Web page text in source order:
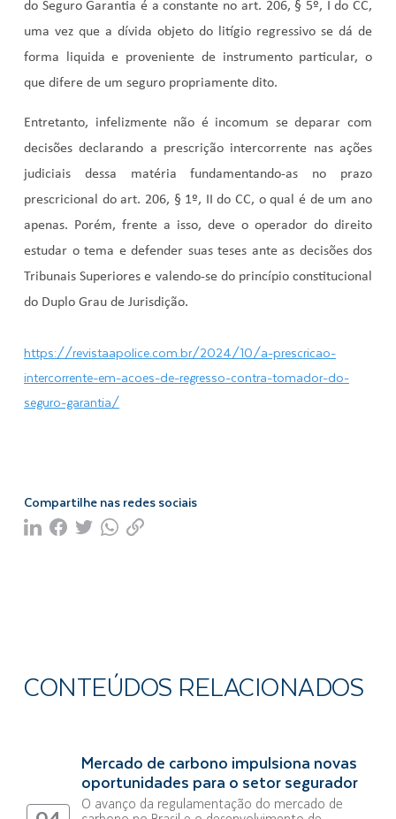
do Seguro Garantia é a constante no art. 206, § 5º, I do CC,
uma vez que a dívida objeto do litígio regressivo se dá de
forma liquida e proveniente de instrumento particular, o
que difere de um seguro propriamente dito.
Entretanto, infelizmente não é incomum se deparar com
decisões declarando a prescrição intercorrente nas ações
judiciais dessa matéria fundamentando-as no prazo
prescricional do art. 206, § 1º, II do CC, o qual é de um ano
apenas. Porém, frente a isso, deve o operador do direito
estudar o tema e defender suas teses ante as decisões dos
Tribunais Superiores e valendo-se do princípio constitucional
do Duplo Grau de Jurisdição.
https://revistaapolice.com.br/2024/10/a-prescricao-
intercorrente-em-acoes-de-regresso-contra-tomador-do-
seguro-garantia/
Compartilhe nas redes sociais
CONTEÚDOS RELACIONADOS
Mercado de carbono impulsiona novas
oportunidades para o setor segurador
O avanço da regulamentação do mercado de